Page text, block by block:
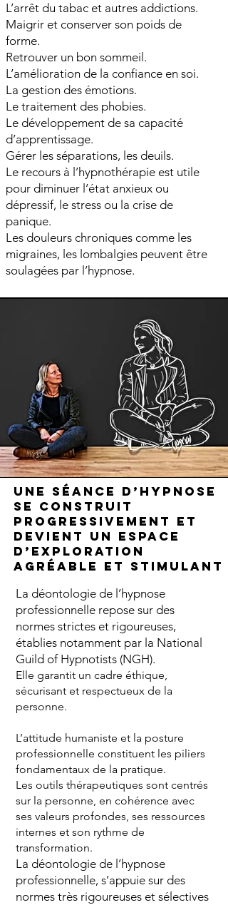
L’arrêt du tabac et autres addictions.
Maigrir et conserver son poids de
forme.
Retrouver un bon sommeil.
L’amélioration de la confiance en soi.
La gestion des émotions.
Le traitement des phobies.
Le développement de sa capacité
d’apprentissage.
Gérer les séparations, les deuils.
Le recours à l’hypnothérapie est utile
pour diminuer l’état anxieux ou
dépressif, le stress ou la crise de
panique.
Les douleurs chroniques comme les
migraines, les lombalgies peuvent être
soulagées par l’hypnose.
Une séance d’hypnose
se construit
progressivement et
devient un espace
d’exploration
agréable et stimulant
La déontologie de l’hypnose
professionnelle repose sur des
normes strictes et rigoureuses,
établies notamment par la National
Guild of Hypnotists (NGH).
Elle garantit un cadre éthique,
sécurisant et respectueux de la
personne.
L’attitude humaniste et la posture
professionnelle constituent les piliers
fondamentaux de la pratique.
Les outils thérapeutiques sont centrés
sur la personne, en cohérence avec
ses valeurs profondes, ses ressources
internes et son rythme de
transformation.
La déontologie de l’hypnose
professionnelle, s’appuie sur des
normes très rigoureuses et sélectives